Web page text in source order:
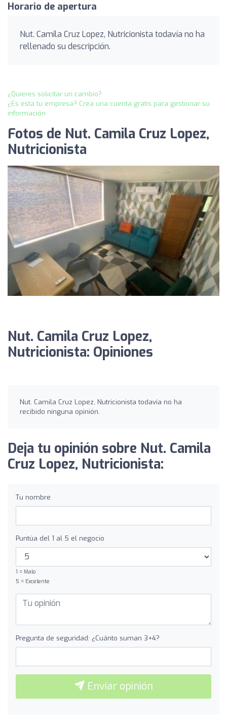
Horario de apertura
Nut. Camila Cruz Lopez, Nutricionista todavía no ha
rellenado su descripción.
¿Quieres solicitar un cambio?
¿Es esta tu empresa? Crea una cuenta gratis para gestionar su
información
Fotos de Nut. Camila Cruz Lopez,
Nutricionista
Nut. Camila Cruz Lopez,
Nutricionista: Opiniones
Nut. Camila Cruz Lopez, Nutricionista todavía no ha
recibido ninguna opinión.
Deja tu opinión sobre Nut. Camila
Cruz Lopez, Nutricionista:
Tu nombre
Puntúa del 1 al 5 el negocio
1 = Malo
5 = Excelente
Pregunta de seguridad: ¿Cuánto suman 3+4?
Enviar opinión